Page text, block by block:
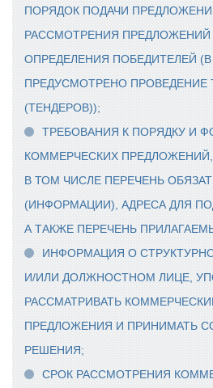
ПОРЯДОК ПОДАЧИ
РАССМОТРЕНИЯ ПРЕДЛОЖЕНИЙ
ОПРЕДЕЛЕНИЯ ПОБЕДИТЕЛЕЙ
ПРЕДУСМОТРЕНО ПРОВЕДЕНИЕ
(ТЕНДЕРОВ));
ТРЕБОВАНИЯ К ПОРЯДКУ И
КОММЕРЧЕСКИХ
В ТОМ ЧИСЛЕ ПЕРЕЧЕНЬ
(ИНФОРМАЦИИ), АДРЕСА ДЛЯ
А ТАКЖЕ ПЕРЕЧЕНЬ
ИНФОРМАЦИЯ О
И/ИЛИ ДОЛЖНОСТНОМ ЛИЦЕ,
РАССМАТРИВАТЬ
ПРЕДЛОЖЕНИЯ И ПРИНИМАТЬ
РЕШЕНИЯ;
СРОК РАССМОТРЕНИЯ